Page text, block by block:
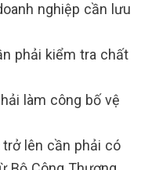
nghiệp cần lưu
phải kiểm tra chất
làm công bố vệ
lên cần phải có